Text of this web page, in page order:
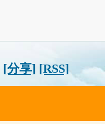
[分享] [RSS]